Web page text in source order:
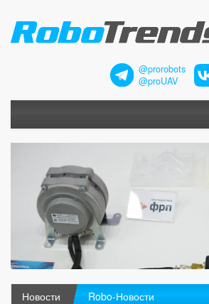
@prorobots
@proUAV
Новости Robo-Новости